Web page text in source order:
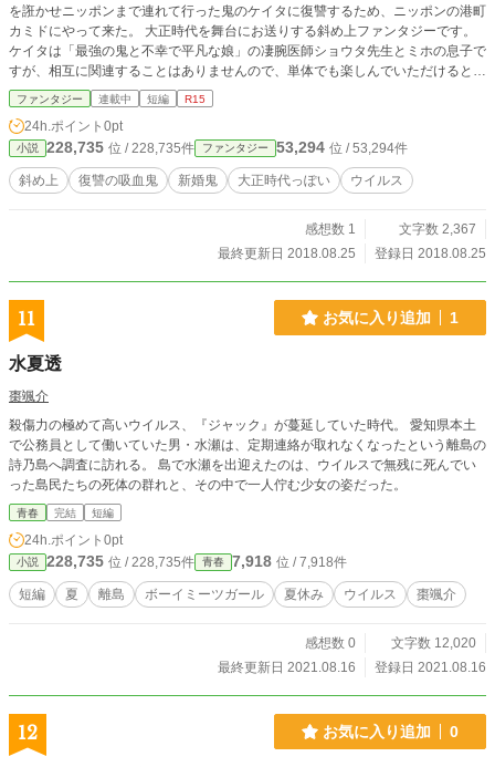
を誑かせニッポンまで連れて行った鬼のケイタに復讐するため、ニッポンの港町
カミドにやって来た。 大正時代を舞台にお送りする斜め上ファンタジーです。
ケイタは「最強の鬼と不幸で平凡な娘」の凄腕医師ショウタ先生とミホの息子で
すが、相互に関連することはありませんので、単体でも楽しんでいただけると思
います。 小説家になろうさんにも投稿しています。
ファンタジー 連載中 短編 R15
24h.ポイント 0pt
小説 228,735 位 / 228,735件 ファンタジー 53,294 位 / 53,294件
斜め上 復讐の吸血鬼 新婚鬼 大正時代っぽい ウイルス
感想数 1
文字数 2,367
最終更新日 2018.08.25
登録日 2018.08.25
11 お気に入り追加 1
水夏透
棗颯介
殺傷力の極めて高いウイルス、『ジャック』が蔓延していた時代。 愛知県本土
で公務員として働いていた男・水瀬は、定期連絡が取れなくなったという離島の
詩乃島へ調査に訪れる。 島で水瀬を出迎えたのは、ウイルスで無残に死んでい
った島民たちの死体の群れと、その中で一人佇む少女の姿だった。
青春 完結 短編
24h.ポイント 0pt
小説 228,735 位 / 228,735件 青春 7,918 位 / 7,918件
短編 夏 離島 ボーイミーツガール 夏休み ウイルス 棗颯介
感想数 0
文字数 12,020
最終更新日 2021.08.16
登録日 2021.08.16
12 お気に入り追加 0